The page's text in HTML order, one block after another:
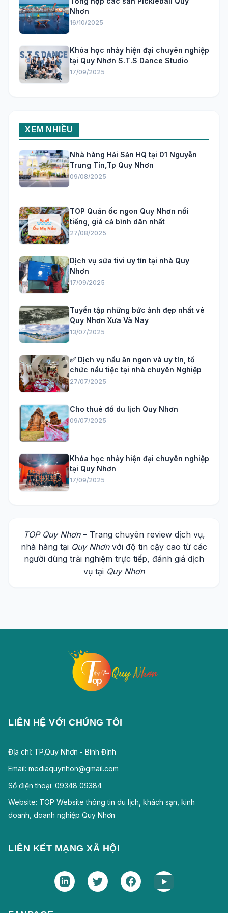
Nhơn
16/10/2025
Khóa học nhảy hiện đại chuyên nghiệp
tại Quy Nhơn S.T.S Dance Studio
17/09/2025
XEM NHIỀU
Nhà hàng Hải Sản HQ tại 01 Nguyễn
Trung Tín,Tp Quy Nhơn
09/08/2025
TOP Quán ốc ngon Quy Nhơn nổi
tiếng, giá cả bình dân nhất
27/08/2025
Dịch vụ sửa tivi uy tín tại nhà Quy
Nhơn
17/09/2025
Tuyển tập những bức ảnh đẹp nhất vê
Quy Nhơn Xưa Và Nay
13/07/2025
✅ Dịch vụ nấu ăn ngon và uy tín, tổ
chức nấu tiệc tại nhà chuyên Nghiệp
27/07/2025
Cho thuê đồ du lịch Quy Nhơn
09/07/2025
Khóa học nhảy hiện đại chuyên nghiệp
tại Quy Nhơn
17/09/2025
TOP Quy Nhơn– Trang chuyên review dịch vụ,
nhà hàng tại Quy Nhơnvới độ tin cậy cao từ các
người dùng trải nghiệm trực tiếp, đánh giá dịch
vụ tại Quy Nhơn
LIÊN HỆ VỚI CHÚNG TÔI
Địa chỉ: TP,Quy Nhơn - Bình Định
Email: mediaquynhon@gmail.com
Số điện thoại: 09348 09384
Website: TOP Website thông tin du lịch, khách sạn, kinh
doanh, doanh nghiệp Quy Nhơn
LIÊN KẾT MẠNG XÃ HỘI